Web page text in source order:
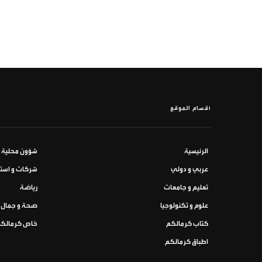
أقسام الموقع
الرئيسية شؤون محلية
عربي و دولي شركات و
تعليم و جامعات رياضة
علوم و تكنولوجيا صحة و جمال
كتاب كرمالكم خاص
اطباق كرمالكم